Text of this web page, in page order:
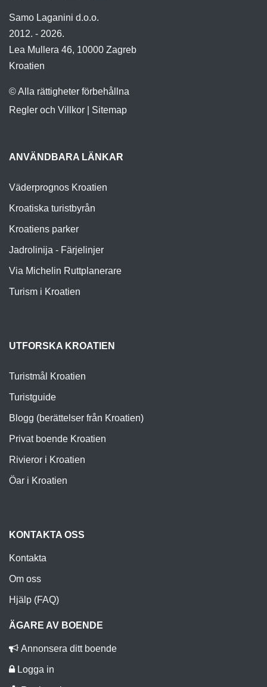
Samo Laganini d.o.o.
2012. - 2026.
Lea Mullera 46, 10000 Zagreb
Kroatien
© Alla rättigheter förbehållna
Regler och Villkor
Sitemap
ANVÄNDBARA LÄNKAR
Väderprognos Kroatien
Kroatiska turistbyrån
Kroatiens parker
Jadrolinija - Färjelinjer
Via Michelin Ruttplanerare
Turism i Kroatien
UTFORSKA KROATIEN
Turistmål Kroatien
Turistguide
Blogg (berättelser från Kroatien)
Privat boende Kroatien
Rivieror i Kroatien
Öar i Kroatien
KONTAKTA OSS
Kontakta
Om oss
Hjälp (FAQ)
ÄGARE AV BOENDE
Annonsera ditt boende
Logga in